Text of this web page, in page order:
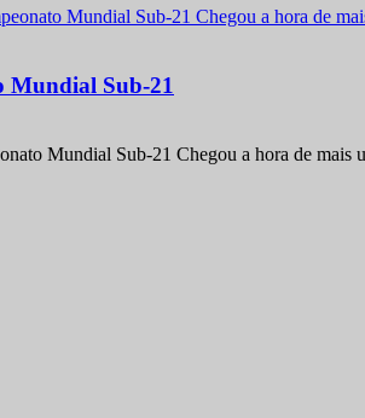
Mundial Sub-21
Mundial Sub-21 Chegou a hora de